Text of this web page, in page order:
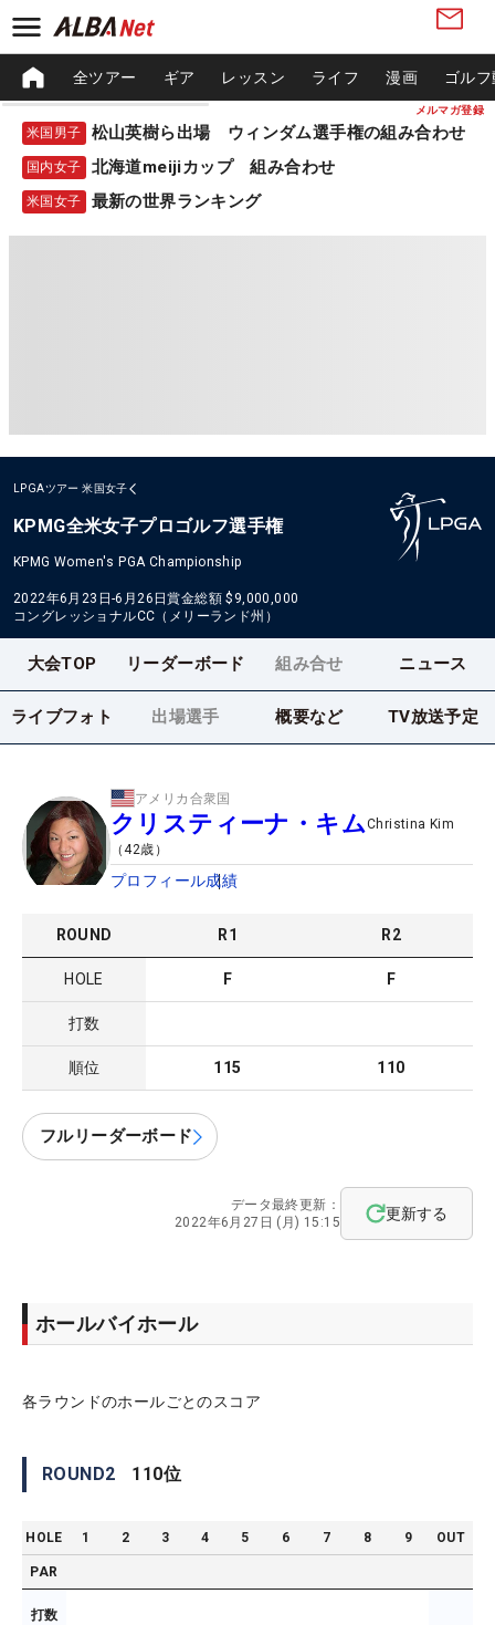
メルマガ登録
全ツアー ギア レッスン ライフ 漫画 ゴル
米国男子 松山英樹ら出場 ウィンダム選手権の組み合わせ
国内女子 北海道meijiカップ 組み合わせ
米国女子 最新の世界ランキング
LPGAツアー 米国女子
KPMG全米女子プロゴルフ選手権
KPMG Women's PGA Championship
2022年6月23日-6月26日賞金総額 $9,000,000
コングレッショナルCC（メリーランド州）
大会TOP リーダーボード 組み合せ ニュース
ライブフォト 出場選手 概要など TV放送予定
アメリカ合衆国
クリスティーナ・キムChristina Kim
（ 42歳）
プロフィール成績
ROUND R1 R2
HOLE F F
打数
順位 115 110
フルリーダーボード
データ最終更新：
2022年6月27日 (月) 15:15
更新する
ホールバイホール
各ラウンドのホールごとのスコア
ROUND2 110位
HOLE 1 2 3 4 5 6 7 8 9 OUT
PAR
打数